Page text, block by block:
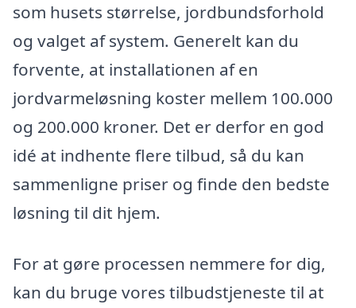
som husets størrelse, jordbundsforhold
og valget af system. Generelt kan du
forvente, at installationen af en
jordvarmeløsning koster mellem 100.000
og 200.000 kroner. Det er derfor en god
idé at indhente flere tilbud, så du kan
sammenligne priser og finde den bedste
løsning til dit hjem.
For at gøre processen nemmere for dig,
kan du bruge vores tilbudstjeneste til at